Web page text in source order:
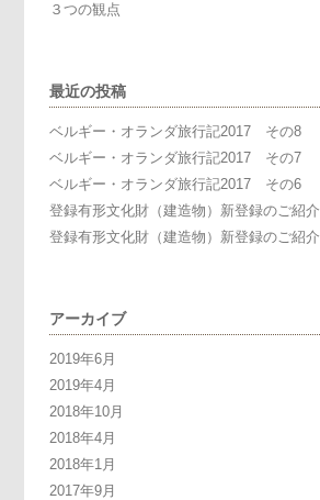
３つの観点
最近の投稿
ベルギー・オランダ旅行記2017 その8
ベルギー・オランダ旅行記2017 その7
ベルギー・オランダ旅行記2017 その6
登録有形文化財（建造物）新登録のご紹介
登録有形文化財（建造物）新登録のご紹介
アーカイブ
2019年6月
2019年4月
2018年10月
2018年4月
2018年1月
2017年9月